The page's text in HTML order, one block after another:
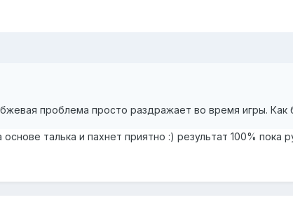
проблема просто раздражает во время игры. Как
талька и пахнет приятно :) результат 100% пока